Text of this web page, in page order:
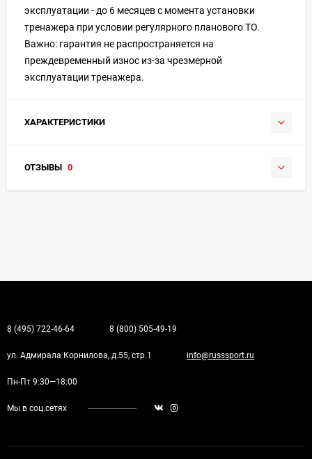
эксплуатации - до 6 месяцев с момента установки
тренажера при условии регулярного планового ТО.
Важно: гарантия не распространяется на
преждевременный износ из-за чрезмерной
эксплуатации тренажера.
ХАРАКТЕРИСТИКИ
ОТЗЫВЫ 0
8 (495) 722-46-64 8 (800) 505-49-19
ул. Адмирала Корнилова, д.55, стр.1 info@russsport.ru
Пн-Пт 9:30—18:00
Мы в соц.сетях